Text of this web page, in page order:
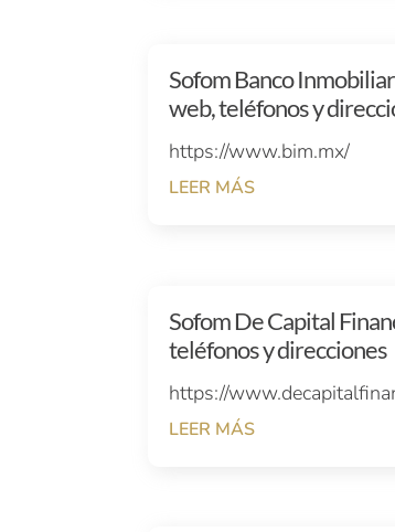
Sofom Banco
web, teléfonos y
https://www.bim.mx/
LEER MÁS
Sofom De Capital
teléfonos y direcciones
https://
LEER MÁS